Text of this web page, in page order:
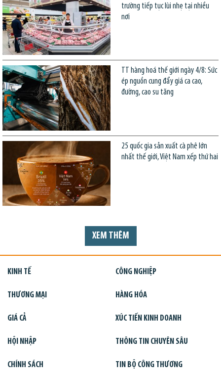
trường tiếp tục lùi nhẹ tại nhiều
nơi
TT hàng hoá thế giới ngày 4/8: Sức
ép nguồn cung đẩy giá ca cao,
đường, cao su tăng
25 quốc gia sản xuất cà phê lớn
nhất thế giới, Việt Nam xếp thứ hai
XEM THÊM
KINH TẾ CÔNG NGHIỆP
THƯƠNG MẠI HÀNG HÓA
GIÁ CẢ XÚC TIẾN KINH DOANH
HỘI NHẬP THÔNG TIN CHUYÊN SÂU
CHÍNH SÁCH TIN BỘ CÔNG THƯƠNG